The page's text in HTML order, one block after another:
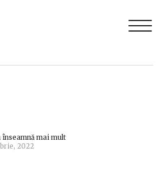
înseamnă mai mult
2022